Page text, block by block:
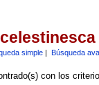
simple| Búsqueda
con los